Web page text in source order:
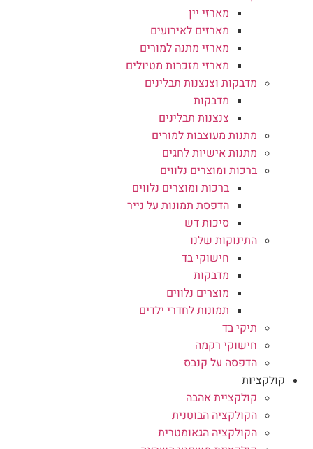
מארזי יין
מארזים לאירועים
מארזי מתנה למורים
מארזי מזכרות מטיולים
מדבקות וצנצנות תבלינים
מדבקות
צנצנות תבלינים
מתנות מעוצבות למורים
מתנות אישיות לחגים
ברכות ומוצרים נלווים
ברכות ומוצרים נלווים
הדפסת תמונות על נייר
סיכות דש
התינוקות שלנו
חישוקי בד
מדבקות
מוצרים נלווים
תמונות לחדרי ילדים
תיקי בד
חישוקי רקמה
הדפסה על קנבס
קולקציות
קולקציית אהבה
הקולקציה הבוטנית
הקולקציה הגאומטרית